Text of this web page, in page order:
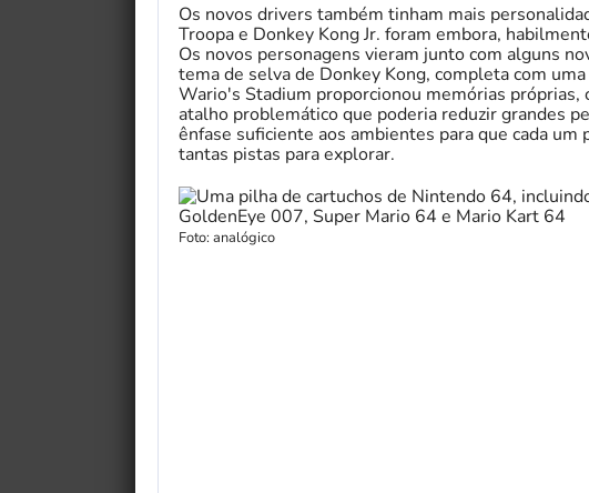
Os novos drivers também tinham mais
Troopa e Donkey Kong Jr. foram embora,
Os novos personagens vieram junto com alguns
tema de selva de Donkey Kong, completa com
Wario's Stadium proporcionou memórias
atalho problemático que poderia reduzir grandes
ênfase suficiente aos ambientes para que cada
tantas pistas para explorar.
Foto: analógico